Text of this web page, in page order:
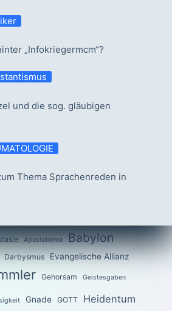
„Infokriegermcm“?
und die sog. gläubigen
Thema Sprachenreden in
Apostellehre Babylon
Darbysmus Evangelische Allianz
Gehorsam Geistesgaben
Gnade GOTT Heidentum